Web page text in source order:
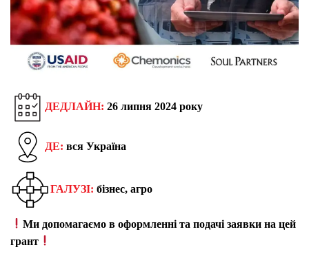
ДЕДЛАЙН: 26 липня 2024 року
ДЕ: вся Україна
ГАЛУЗІ: бізнес, агро
Ми допомагаємо в оформленні та подачі заявки на цей
грант